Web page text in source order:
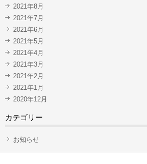
2021年8月
2021年7月
2021年6月
2021年5月
2021年4月
2021年3月
2021年2月
2021年1月
2020年12月
カテゴリー
お知らせ